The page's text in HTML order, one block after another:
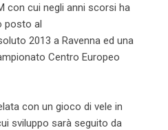
con cui negli anni scorsi ha
posto al
2013 a Ravenna ed una
Centro Europeo
con un gioco di vele in
sviluppo sarà seguito da